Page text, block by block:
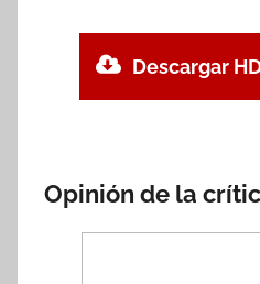
Descargar
Opinión de la